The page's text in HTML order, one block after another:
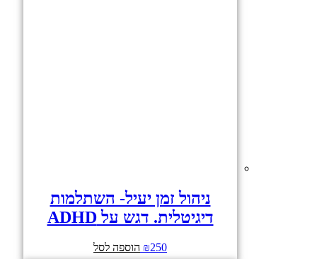
ניהול זמן יעיל- השתלמות
דיגיטלית. דגש על ADHD
₪250 הוספה לסל